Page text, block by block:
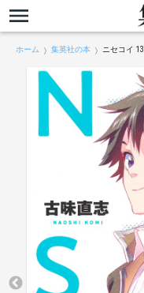
ホーム 集英社の本 ニセコイ 13